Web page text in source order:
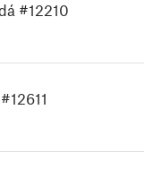
#12210